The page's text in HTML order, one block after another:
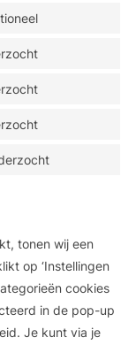
tonen wij een
op ‘Instellingen
cookies
in de pop-up
Je kunt via je